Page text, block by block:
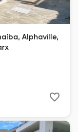
Alphaville,